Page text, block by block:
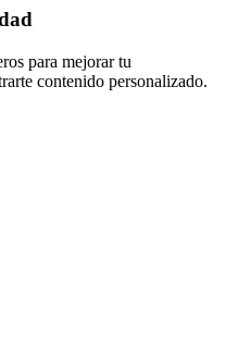
para mejorar tu
contenido personalizado.